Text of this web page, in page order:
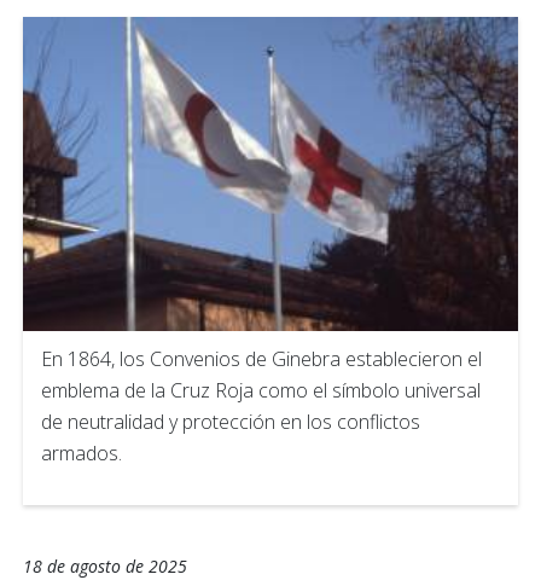
En 1864, los Convenios de Ginebra establecieron el
emblema de la Cruz Roja como el símbolo universal
de neutralidad y protección en los conflictos
armados.
18 de agosto de 2025